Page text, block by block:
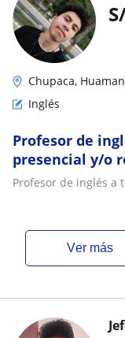
Chupaca,
Inglés
Profesor de
presencial y/o
Profesor de inglés a
ver más